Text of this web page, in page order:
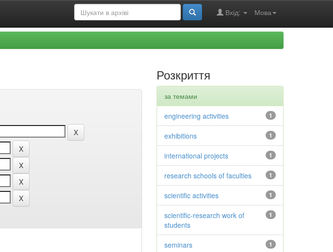
Мова
Вхід:
Розкриття
за темами
1
engineering activities
1
exhibitions
1
international projects
1
research schools of faculties
1
scientific activities
1
scientific-research work of
students
1
seminars